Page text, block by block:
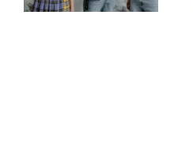
dzieł na